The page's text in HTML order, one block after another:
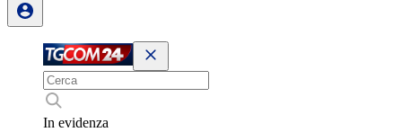
In evidenza